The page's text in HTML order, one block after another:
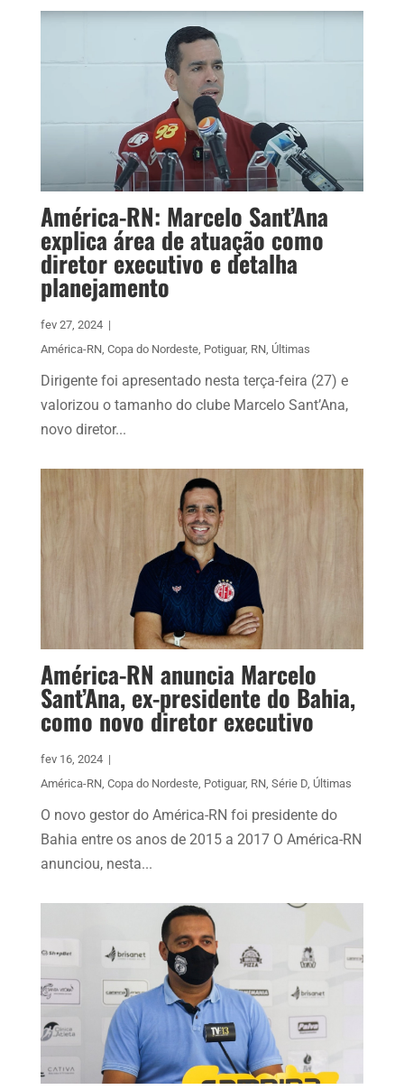
América-RN: Marcelo Sant’Ana
explica área de atuação como
diretor executivo e detalha
planejamento
fev 27, 2024 |
América-RN, Copa do Nordeste, Potiguar, RN, Últimas
Dirigente foi apresentado nesta terça-feira (27) e
valorizou o tamanho do clube Marcelo Sant’Ana,
novo diretor...
América-RN anuncia Marcelo
Sant’Ana, ex-presidente do Bahia,
como novo diretor executivo
fev 16, 2024 |
América-RN, Copa do Nordeste, Potiguar, RN, Série D, Últimas
O novo gestor do América-RN foi presidente do
Bahia entre os anos de 2015 a 2017 O América-RN
anunciou, nesta...